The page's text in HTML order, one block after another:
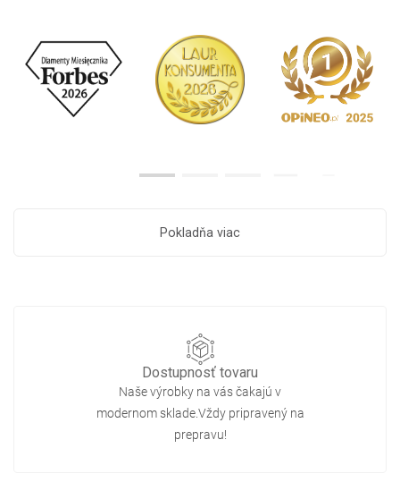
Pokladňa viac
Dostupnosť tovaru
Naše výrobky na vás čakajú v
modernom sklade.Vždy pripravený na
prepravu!